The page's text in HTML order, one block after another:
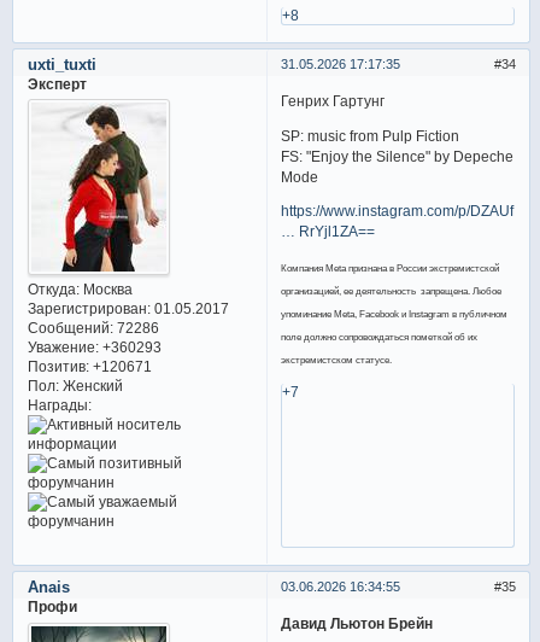
+8
34
31.05.2026 17:17:35
uxti_tuxti
Эксперт
Откуда:Москва
Зарегистрирован: 01.05.2017
Сообщений:72286
Уважение: +360293
Позитив: +120671
Пол:Женский
Награды:
Генрих Гартунг
SP: music from Pulp Fiction
FS: "Enjoy the Silence" by Depeche
Mode
https://www.instagram.com/p/
… RrYjl1ZA==
Компания Meta признана в России экстремистской
организацией, ее деятельность запрещена. Любое
упоминание Meta, Facebook и Instagram в публичном
поле должно сопровождаться пометкой об их
экстремистском статусе.
+7
35
03.06.2026 16:34:55
Anais
Профи
Давид Льютон Брейн